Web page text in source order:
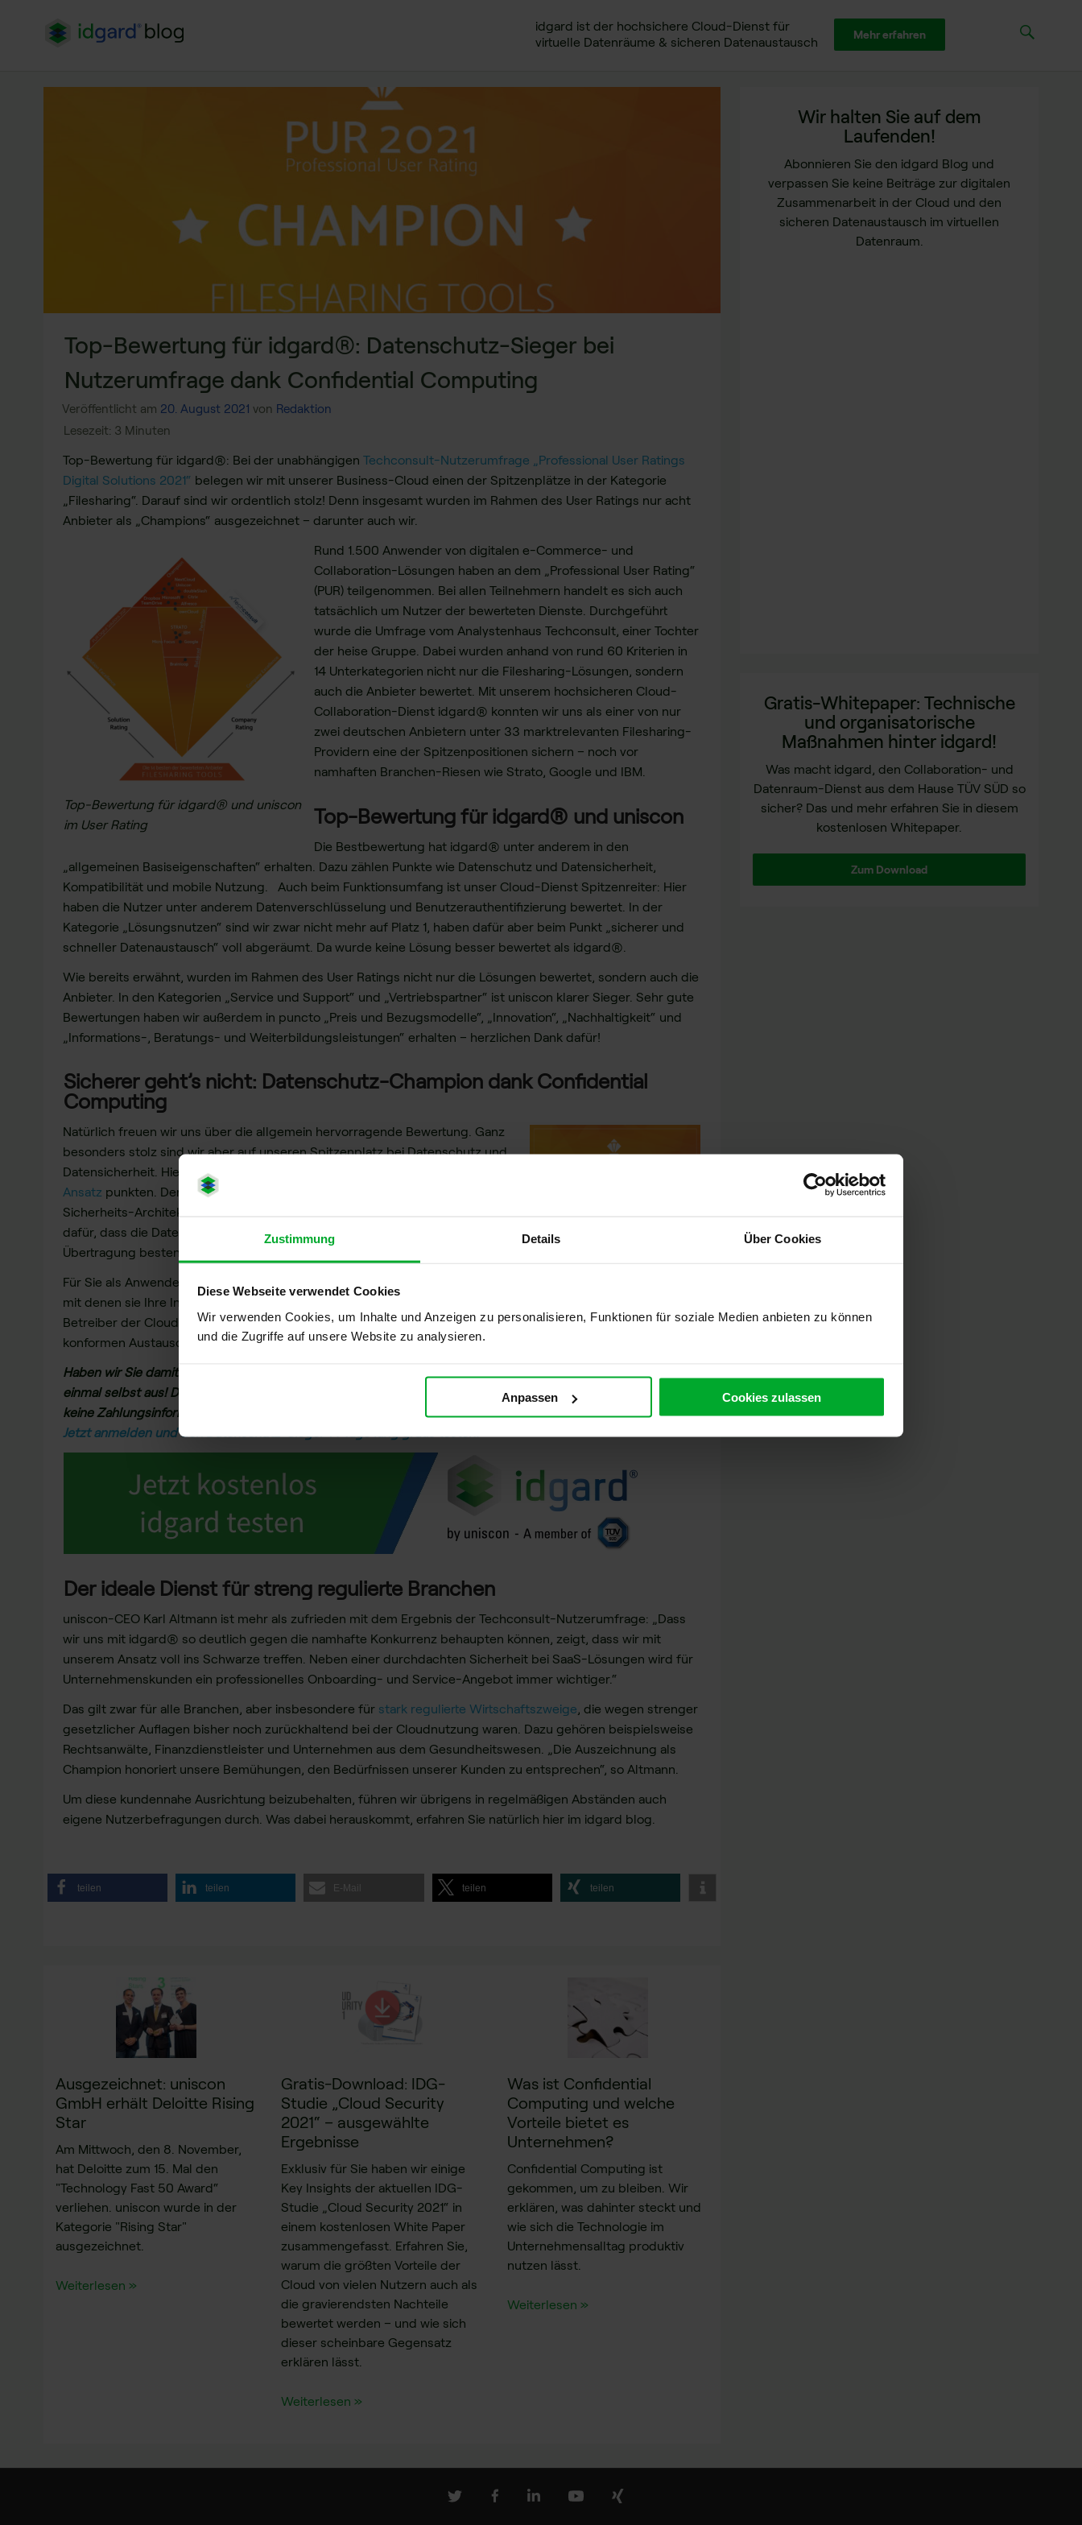
Zustimmung Details Über Cookies
Diese Webseite verwendet Cookies
Wir verwenden Cookies, um Inhalte und Anzeigen zu personalisieren, Funktionen für soziale Medien anbieten zu können
und die Zugriffe auf unsere Website zu analysieren.
Anpassen Cookies zulassen
idgard ist der hochsichere Cloud-Dienst für
virtuelle Datenräume & sicheren Datenaustausch
Mehr erfahren
Top-Bewertung für idgard®: Datenschutz-Sieger bei
Nutzerumfrage dank Confidential Computing
Veröffentlicht am 20. August 2021 von Redaktion
Top-Bewertung für idgard®: Bei der unabhängigen Techconsult-Nutzerumfrage „Professional User Ratings
Digital Solutions 2021“ belegen wir mit unserer Business-Cloud einen der Spitzenplätze in der Kategorie
„Filesharing“. Darauf sind wir ordentlich stolz! Denn insgesamt wurden im Rahmen des User Ratings nur acht
Anbieter als „Champions“ ausgezeichnet – darunter auch wir.
Top-Bewertung für idgard® und uniscon
im User Rating
Rund 1.500 Anwender von digitalen e-Commerce- und
Collaboration-Lösungen haben an dem „Professional User Rating“
(PUR) teilgenommen. Bei allen Teilnehmern handelt es sich auch
tatsächlich um Nutzer der bewerteten Dienste. Durchgeführt
wurde die Umfrage vom Analystenhaus Techconsult, einer Tochter
der heise Gruppe. Dabei wurden anhand von rund 60 Kriterien in
14 Unterkategorien nicht nur die Filesharing-Lösungen, sondern
auch die Anbieter bewertet. Mit unserem hochsicheren Cloud-
Collaboration-Dienst idgard® konnten wir uns als einer von nur
zwei deutschen Anbietern unter 33 marktrelevanten Filesharing-
Providern eine der Spitzenpositionen sichern – noch vor
namhaften Branchen-Riesen wie Strato, Google und IBM.
Top-Bewertung für idgard® und uniscon
Die Bestbewertung hat idgard® unter anderem in den
„allgemeinen Basiseigenschaften“ erhalten. Dazu zählen Punkte wie Datenschutz und Datensicherheit,
Kompatibilität und mobile Nutzung. Auch beim Funktionsumfang ist unser Cloud-Dienst Spitzenreiter: Hier
haben die Nutzer unter anderem Datenverschlüsselung und Benutzerauthentifizierung bewertet. In der
Kategorie „Lösungsnutzen“ sind wir zwar nicht mehr auf Platz 1, haben dafür aber beim Punkt „sicherer und
schneller Datenaustausch“ voll abgeräumt. Da wurde keine Lösung besser bewertet als idgard®.
Wie bereits erwähnt, wurden im Rahmen des User Ratings nicht nur die Lösungen bewertet, sondern auch die
Anbieter. In den Kategorien „Service und Support“ und „Vertriebspartner“ ist uniscon klarer Sieger. Sehr gute
Bewertungen haben wir außerdem in puncto „Preis und Bezugsmodelle“, „Innovation“, „Nachhaltigkeit“ und
„Informations-, Beratungs- und Weiterbildungsleistungen“ erhalten – herzlichen Dank dafür!
Sicherer geht’s nicht: Datenschutz-Champion dank Confidential
Computing
idgard® ist Filesharing-
Champion- vielen Dank für
Natürlich freuen wir uns über die allgemein hervorragende Bewertung. Ganz
besonders stolz sind wir aber auf unseren Spitzenplatz bei Datenschutz und
Datensicherheit. Hier können wir mit unserem
Ansatz punkten. Der sorgt nämlich durch eine neuartige patentierte
Sicherheits-Architektur – die sogenannten
dafür, dass die Daten in der Cloud nicht nur bei der Speicherung und
Übertragung bestens geschützt sind, sondern auch bei der Verarbeitung.
Für Sie als Anwender bedeutet das: Niemand außer Ihnen und den Personen,
mit denen sie Ihre Inhalte teilen, hat Zugriff auf Ihre Daten. Auch nicht wir als
Betreiber der Cloud. Damit eignet sich idgard® perfekt für den DSGVO-
konformen Austausch und die Verarbeitung sensibler Daten.
Haben wir Sie damit neugierig gemacht? Dann probieren Sie idgard® doch
einmal selbst aus! Die Anmeldung dauert nur zwei Minuten und sie müssen
keine Zahlungsinformationen angeben.
Jetzt anmelden und den Datenschutz-Sieger 14 Tage lang gratis testen!
Der ideale Dienst für streng regulierte Branchen
uniscon-CEO Karl Altmann ist mehr als zufrieden mit dem Ergebnis der Techconsult-Nutzerumfrage: „Dass
wir uns mit idgard® so deutlich gegen die namhafte Konkurrenz behaupten können, zeigt, dass wir mit
unserem Ansatz voll ins Schwarze treffen. Neben einer durchdachten Sicherheit bei SaaS-Lösungen wird für
Unternehmenskunden ein professionelles Onboarding- und Service-Angebot immer wichtiger.“
Das gilt zwar für alle Branchen, aber insbesondere für stark regulierte Wirtschaftszweige, die wegen strenger
gesetzlicher Auflagen bisher noch zurückhaltend bei der Cloudnutzung waren. Dazu gehören beispielsweise
Rechtsanwälte, Finanzdienstleister und Unternehmen aus dem Gesundheitswesen. „Die Auszeichnung als
Champion honoriert unsere Bemühungen, den Bedürfnissen unserer Kunden zu entsprechen“, so Altmann.
Um diese kundennahe Ausrichtung beizubehalten, führen wir übrigens in regelmäßigen Abständen auch
eigene Nutzerbefragungen durch. Was dabei herauskommt, erfahren Sie natürlich hier im idgard blog.
teilen teilen E-Mail teilen teilen
Ausgezeichnet: uniscon
GmbH erhält Deloitte Rising
Star
Am Mittwoch, den 8. November,
hat Deloitte zum 15. Mal den
"Technology Fast 50 Award“
verliehen. uniscon wurde in der
Kategorie "Rising Star"
ausgezeichnet.
Weiterlesen »
Gratis-Download: IDG-
Studie „Cloud Security
2021“ – ausgewählte
Ergebnisse
Exklusiv für Sie haben wir einige
Key Insights der aktuellen IDG-
Studie „Cloud Security 2021“ in
einem kostenlosen White Paper
zusammengefasst. Erfahren Sie,
warum die größten Vorteile der
Cloud von vielen Nutzern auch als
die gravierendsten Nachteile
bewertet werden – und wie sich
dieser scheinbare Gegensatz
erklären lässt.
Weiterlesen »
Was ist Confidential
Computing und welche
Vorteile bietet es
Unternehmen?
Confidential Computing ist
gekommen, um zu bleiben. Wir
erklären, was dahinter steckt und
wie sich die Technologie im
Unternehmensalltag produktiv
nutzen lässt.
Weiterlesen »
Wir halten Sie auf dem
Laufenden!
Abonnieren Sie den idgard Blog und
verpassen Sie keine Beiträge zur digitalen
Zusammenarbeit in der Cloud und den
sicheren Datenaustausch im virtuellen
Datenraum.
Gratis-Whitepaper: Technische
und organisatorische
Maßnahmen hinter idgard!
Was macht idgard, den Collaboration- und
Datenraum-Dienst aus dem Hause TÜV SÜD so
sicher? Das und mehr erfahren Sie in diesem
kostenlosen Whitepaper.
Zum Download